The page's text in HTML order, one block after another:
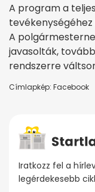
A program a
A
javasolták,
rendszerre
Címlapkép: Facebook
Iratkozz fel a
legérdekesebb